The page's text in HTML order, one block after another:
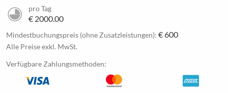
pro Tag
€ 2000.00
Mindestbuchungspreis (ohne Zusatzleistungen): € 600
Alle Preise exkl. MwSt.
Verfügbare Zahlungsmethoden: